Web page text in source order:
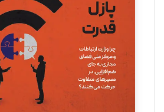
یسنا امان‌پور
تحریریه
ملینا جعفری
تحریریه